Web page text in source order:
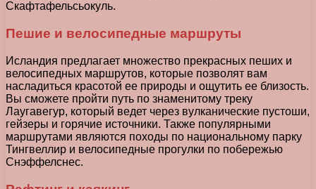
Скафтафельсьокуль.
Пешие и велосипедные маршруты
Исландия предлагает множество прекрасных пеших и
велосипедных маршрутов, которые позволят вам
насладиться красотой ее природы и ощутить ее близость.
Вы сможете пройти путь по знаменитому треку
Лаугавегур, который ведет через вулканические пустоши,
гейзеры и горячие источники. Также популярными
маршрутами являются походы по национальному парку
Тингвеллир и велосипедные прогулки по побережью
Снэффелснес.